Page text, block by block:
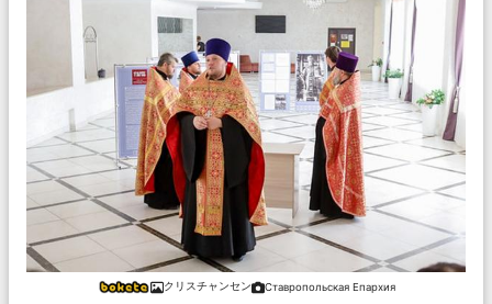
クリスチャンセン Ставропольская Епархия